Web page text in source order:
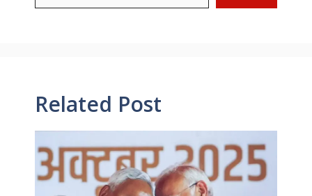
Related Post